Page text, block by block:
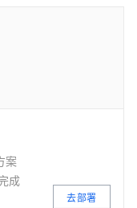
案
成
去部署